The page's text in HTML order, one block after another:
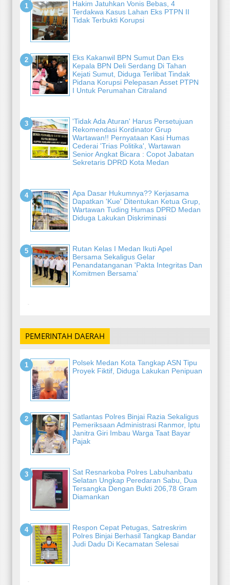
Hakim Jatuhkan Vonis Bebas, 4
Terdakwa Kasus Lahan Eks PTPN II
Tidak Terbukti Korupsi
Eks Kakanwil BPN Sumut Dan Eks
Kepala BPN Deli Serdang Di Tahan
Kejati Sumut, Diduga Terlibat Tindak
Pidana Korupsi Pelepasan Asset PTPN
I Untuk Perumahan Citraland
'Tidak Ada Aturan' Harus Persetujuan
Rekomendasi Kordinator Grup
Wartawan!! Pernyataan Kasi Humas
Cederai 'Trias Politika', Wartawan
Senior Angkat Bicara : Copot Jabatan
Sekretaris DPRD Kota Medan
Apa Dasar Hukumnya?? Kerjasama
Dapatkan 'Kue' Ditentukan Ketua Grup,
Wartawan Tuding Humas DPRD Medan
Diduga Lakukan Diskriminasi
Rutan Kelas I Medan Ikuti Apel
Bersama Sekaligus Gelar
Penandatanganan 'Pakta Integritas Dan
Komitmen Bersama'
-
PEMERINTAH DAERAH
Polsek Medan Kota Tangkap ASN Tipu
Proyek Fiktif, Diduga Lakukan Penipuan
Satlantas Polres Binjai Razia Sekaligus
Pemeriksaan Administrasi Ranmor, Iptu
Janitra Giri Imbau Warga Taat Bayar
Pajak
Sat Resnarkoba Polres Labuhanbatu
Selatan Ungkap Peredaran Sabu, Dua
Tersangka Dengan Bukti 206,78 Gram
Diamankan
Respon Cepat Petugas, Satreskrim
Polres Binjai Berhasil Tangkap Bandar
Judi Dadu Di Kecamatan Selesai
-